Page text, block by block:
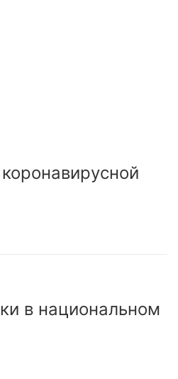
в национальном